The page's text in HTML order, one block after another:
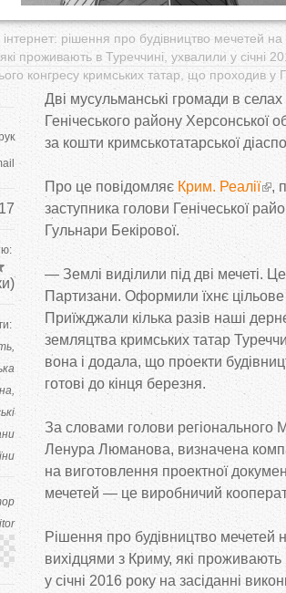
рішення про будівництво мечетей
проживають в Туреччині, ухвалили у січні
конгресу кримських татар, що проходив у
Дві мусульманські громади в
Генічеського району Херсонської
за кошти кримськотатарської
Про це повідомляє Крим. Реалії
,
заступника голови Генічеської
Гульнари Бекірової.
— Землі виділили під дві мечеті. Це
Партизани. Оформили їхнє
Приїжджали кілька разів наші
земляцтва кримських татар
вона і додала, що проекти
готові до кінця березня.
За словами голови регіонального
Ленура Люманова, визначена
на виготовлення проектної
мечетей — це виробничий
Рішення про будівництво мечетей
вихідцями з Криму, які проживають
у січні 2016 року на засіданні